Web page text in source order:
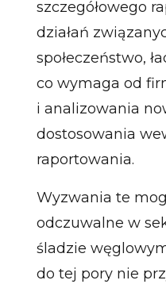
szczegółowego
działań
społeczeństwo,
co wymaga od
i analizowania
dostosowania
raportowania.
Wyzwania te
odczuwalne w
śladzie
do tej pory nie